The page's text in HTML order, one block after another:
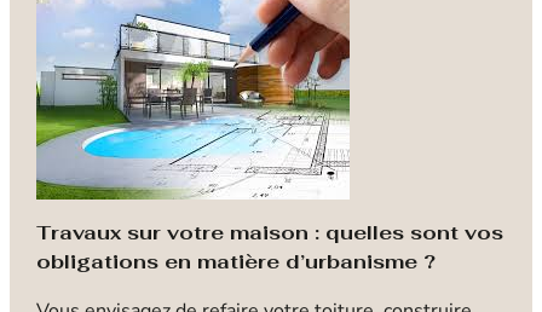
Travaux sur votre maison : quelles sont vos
obligations en matière d’urbanisme ?